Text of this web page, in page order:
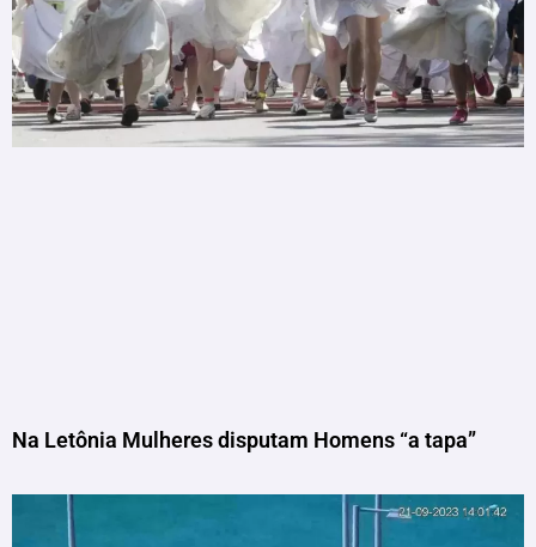
Na Letônia Mulheres disputam Homens “a tapa”